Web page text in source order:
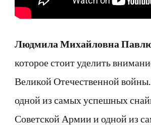
Людмила Михайловна
которое стоит уделить
Великой Отечественной
одной из самых успешных
Советской Армии и одной из